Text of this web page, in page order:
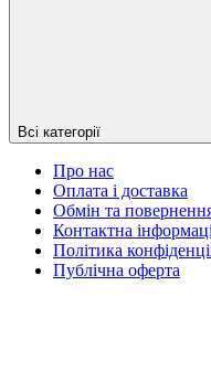
Всі категорії
Про нас
Оплата і доставка
Обмін та
Контактна
Політика
Публічна оферта